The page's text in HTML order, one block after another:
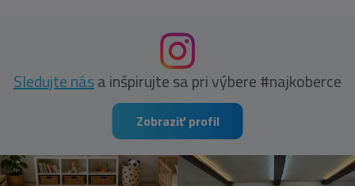
Sledujte nása inšpirujte sa pri výbere #najkoberce
Zobraziť profil